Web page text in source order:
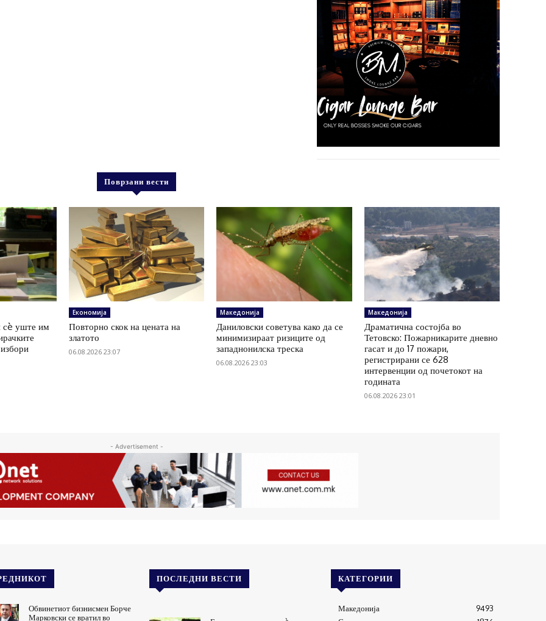
Поврзани вести
сè уште им
Економија
Повторно скок на цената на
златото
06.08.2026 23:07
Македонија
Даниловски советува како да се
минимизираат ризиците од
западнонилска треска
06.08.2026 23:03
Македонија
Драматична состојба во
Тетовско: Пожарникарите дневно
гасат и до 17 пожари,
регистрирани се 628
интервенции од почетокот на
годината
06.08.2026 23:01
- Advertisement -
Обвинетиот бизнисмен Борче
Марковски се вратил во
ПОСЛЕДНИ ВЕСТИ КАТЕГОРИИ
Македонија
9493